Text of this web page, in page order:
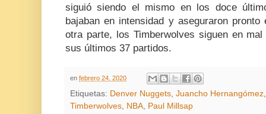
siguió siendo el mismo en los doce
bajaban en intensidad y aseguraron
otra parte, los Timberwolves siguen en
sus últimos 37 partidos.
en febrero 24, 2020
Etiquetas: Denver Nuggets, Juancho Hernangómez
Timberwolves, NBA, Paul Millsap